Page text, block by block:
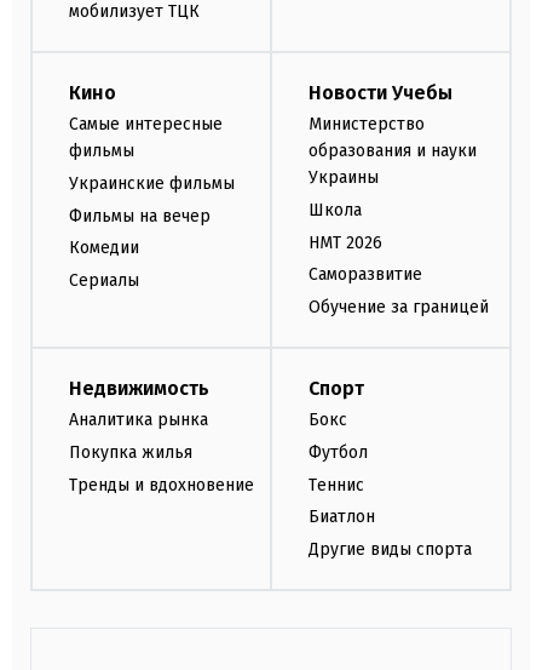
мобилизует ТЦК
Кино
Самые интересные
фильмы
Украинские фильмы
Фильмы на вечер
Комедии
Сериалы
Новости Учебы
Министерство
образования и науки
Украины
Школа
НМТ 2026
Саморазвитие
Обучение за границей
Недвижимость
Аналитика рынка
Покупка жилья
Тренды и вдохновение
Спорт
Бокс
Футбол
Теннис
Биатлон
Другие виды спорта